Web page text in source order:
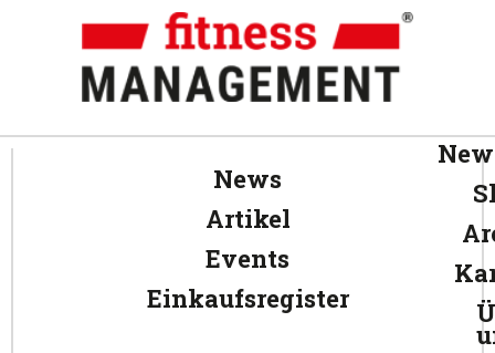
News
Artikel
Events
Einkaufsregister